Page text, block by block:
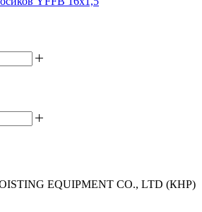
EQUIPMENT CO., LTD (КНР)